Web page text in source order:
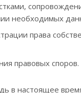
необходимых
права
правовых споров.
в настоящее